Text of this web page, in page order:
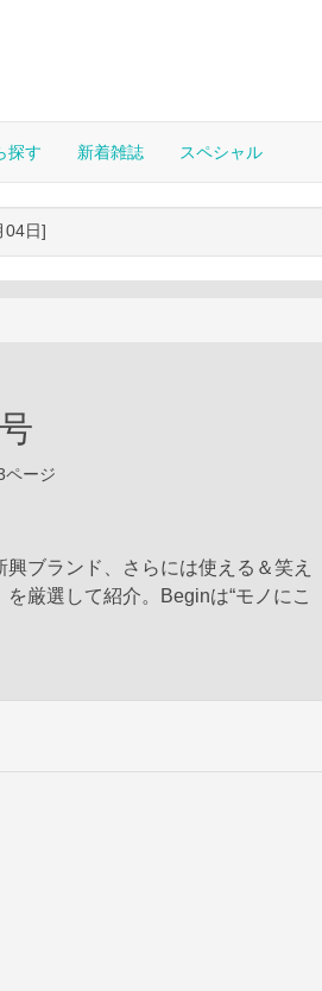
探す 新着雑誌 スペシャル
04日]
ページ
ブランド、さらには使える＆笑え
厳選して紹介。Beginは“モノにこ